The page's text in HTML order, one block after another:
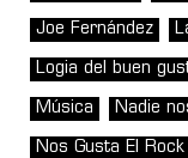
Joe Fernández
Logia del buen
Música Nadie
Nos Gusta El Rock